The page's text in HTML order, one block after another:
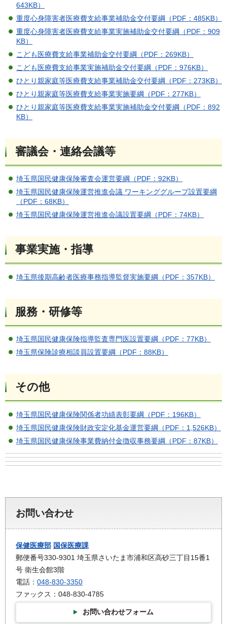
643KB）
重度心身障害者医療費支給事業補助金交付要綱（PDF：485KB）
重度心身障害者医療費支給事業実施補助金交付要綱（PDF：909
KB）
こども医療費支給事業補助金交付要綱（PDF：269KB）
こども医療費支給事業実施補助金交付要綱（PDF：976KB）
ひとり親家庭等医療費支給事業補助金交付要綱（PDF：273KB）
ひとり親家庭等医療費支給事業実施要綱（PDF：277KB）
ひとり親家庭等医療費支給事業実施補助金交付要綱（PDF：892
KB）
審議会・連絡会議等
埼玉県国民健康保険審査会運営要綱（PDF：92KB）
埼玉県国民健康保険運営推進会議 ワーキンググループ設置要綱
（PDF：68KB）
埼玉県国民健康保険運営推進会議設置要綱（PDF：74KB）
事業実施・指導
埼玉県後期高齢者医療事務指導監督実施要綱（PDF：357KB）
服務・研修等
埼玉県国民健康保険指導監査専門医設置要綱（PDF：77KB）
埼玉県保険診療相談員設置要綱（PDF：88KB）
その他
埼玉県国民健康保険関係者功績表彰要綱（PDF：196KB）
埼玉県国民健康保険財政安定化基金運営要綱（PDF：1,526KB）
埼玉県国民健康保険事業費納付金徴収事務要綱（PDF：87KB）
お問い合わせ
保健医療部 国保医療課
郵便番号330-9301 埼玉県さいたま市浦和区高砂三丁目15番1
号 衛生会館3階
電話： 048-830-3350
ファックス：048-830-4785
お問い合わせフォーム